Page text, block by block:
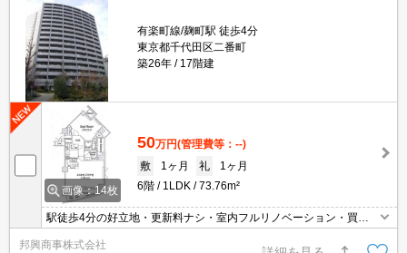
有楽町線/麹町駅 徒歩4分
東京都千代田区二番町
築26年
17階建
画像：14枚
50万円(管理費等：--)
敷
1ヶ月 礼
1ヶ月
6階
1LDK 73.76m²
駅徒歩4分の好立地・更新料ナシ・室内フルリノベーション・買物
便利・カウンターキッチン・追焚機能・浴室乾燥・駐車場(空き要確
認)・2駅5路線利用で多彩なアクセス
邦興商事株式会社